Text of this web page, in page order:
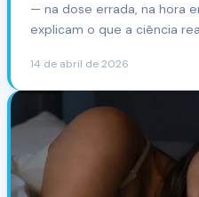
— na dose errada, na hora
explicam o que a ciência
14 de abril de 2026